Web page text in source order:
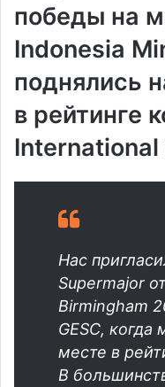
победы на
Indonesia
поднялись
в рейтинге
International
Нас
Supermajor
Birmingham
GESC,
месте в
В